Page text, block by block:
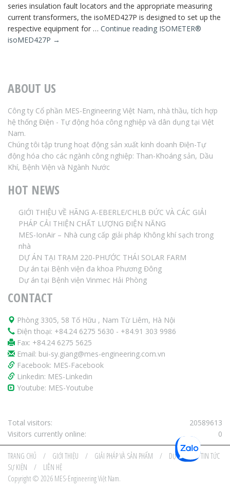
series insulation fault locators and the appropriate measuring
current transformers, the isoMED427P is designed to set up the
respective equipment for … Continue reading ISOMETER®
isoMED427P →
ABOUT US
Công ty Cổ phần MES-Engineering Việt Nam, nhà thầu, tích hợp
hệ thống Điện - Tự động hóa công nghiệp và dân dụng tại Việt
Nam.
Chúng tôi tập trung hoạt động sản xuất kinh doanh Điện-Tự
động hóa cho các ngành công nghiệp: Than-Khoáng sản, Dầu
Khí, Bệnh Viện và Ngành Nước
HOT NEWS
GIỚI THIỆU VỀ HÃNG A-EBERLE/CHLB ĐỨC VÀ CÁC GIẢI
PHÁP CẢI THIỆN CHẤT LƯỢNG ĐIỆN NĂNG
MES-IonAir – Nhà cung cấp giải pháp Không khí sạch trong
nhà
DỰ ÁN TẠI TRẠM 220-PHƯỚC THÁI SOLAR FARM
Dự án tại Bệnh viện đa khoa Phương Đông
Dự án tại Bệnh viện Vinmec Hải Phòng
CONTACT
Phòng 3305, 58 Tố Hữu , Nam Từ Liêm, Hà Nội
Điện thoại: +84.24 6275 5630 - +84.91 303 9986
Fax: +84.24 6275 5625
Email: bui-sy.giang@mes-engineering.com.vn
Facebook: MES-Facebook
Linkedin: MES-Linkedin
Youtube: MES-Youtube
20589613
Total visitors:
0
Visitors currently online:
TRANG CHỦ / GIỚI THIỆU / GIẢI PHÁP VÀ SẢN PHẨM / DỰ ÁN
TIN TỨC
SỰ KIỆN
/
LIÊN HỆ
Copyright © 2026 MES-Engineering Việt Nam.